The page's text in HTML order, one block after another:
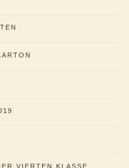
VIERTEN KLASSE